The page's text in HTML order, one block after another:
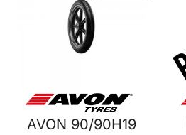
AVON 90/90H19